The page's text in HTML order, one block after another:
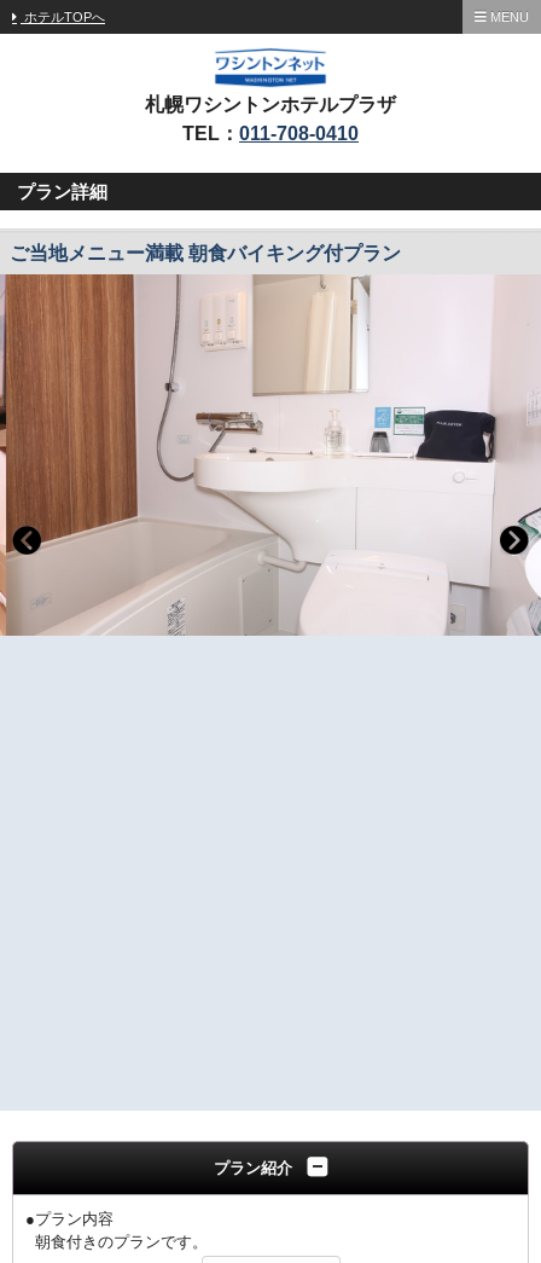
ホテルTOPへ MENU
札幌ワシントンホテルプラザ
TEL： 011-708-0410
プラン詳細
ご当地メニュー満載 朝食バイキング付プラン
プラン紹介
●プラン内容
朝食付きのプランです。